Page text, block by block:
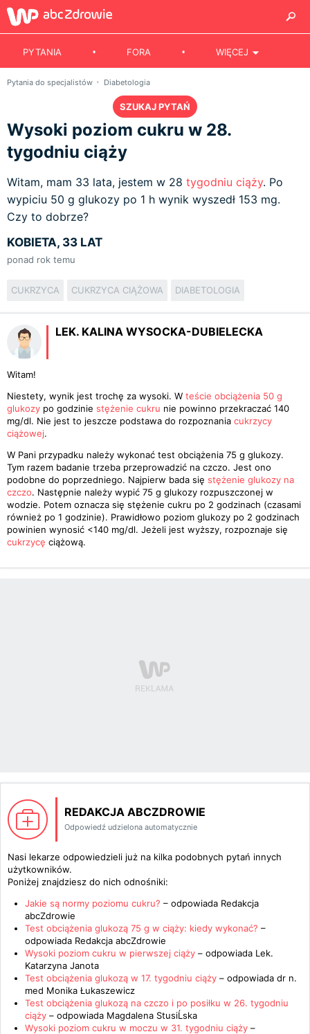
PYTANIA FORA WIĘCEJ
Pytania do specjalistów Diabetologia
SZUKAJ PYTAŃ
Wysoki poziom cukru w 28.
tygodniu ciąży
Witam, mam 33 lata, jestem w 28 tygodniu ciąży. Po
wypiciu 50 g glukozy po 1 h wynik wyszedł 153 mg.
Czy to dobrze?
KOBIETA, 33 LAT
ponad rok temu
CUKRZYCA CUKRZYCA CIĄŻOWA DIABETOLOGIA
LEK. KALINA WYSOCKA-DUBIELECKA
Witam!
Niestety, wynik jest trochę za wysoki. W teście obciążenia 50 g
glukozy po godzinie stężenie cukru nie powinno przekraczać 140
mg/dl. Nie jest to jeszcze podstawa do rozpoznania cukrzycy
ciążowej.
W Pani przypadku należy wykonać test obciążenia 75 g glukozy.
Tym razem badanie trzeba przeprowadzić na czczo. Jest ono
podobne do poprzedniego. Najpierw bada się stężenie glukozy na
czczo. Następnie należy wypić 75 g glukozy rozpuszczonej w
wodzie. Potem oznacza się stężenie cukru po 2 godzinach (czasami
również po 1 godzinie). Prawidłowo poziom glukozy po 2 godzinach
powinien wynosić <140 mg/dl. Jeżeli jest wyższy, rozpoznaje się
cukrzycę ciążową.
REDAKCJA ABCZDROWIE
Odpowiedź udzielona automatycznie
Nasi lekarze odpowiedzieli już na kilka podobnych pytań innych
użytkowników.
Poniżej znajdziesz do nich odnośniki:
Jakie są normy poziomu cukru? – odpowiada Redakcja
abcZdrowie
Test obciążenia glukozą 75 g w ciąży: kiedy wykonać? –
odpowiada Redakcja abcZdrowie
Wysoki poziom cukru w pierwszej ciąży – odpowiada Lek.
Katarzyna Janota
Test obciążenia glukozą w 17. tygodniu ciąży – odpowiada dr n.
med Monika Łukaszewicz
Test obciążenia glukozą na czczo i po posiłku w 26. tygodniu
ciąży – odpowiada Magdalena StusiĹska
Wysoki poziom cukru w moczu w 31. tygodniu ciąży –